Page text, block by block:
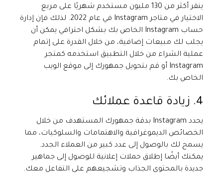
ينقر أكثر من 130 مليون مستخدم شهريًا على مربع
الاختيار في متاجر Instagram في عام 2022. لذلك فإن إدارة
حساب Instagram الخاص بك بشكل احترافي يمكن أن
يجلب لك مبيعات إضافية، من خلال القدرة على إتمام
عملية الشراء من خلال التطبيق استخدمه كمتجر
Instagram أو قم بتحويل جمهورك إلى موقع الويب
الخاص بك.
4. زيادة قاعدة عملائك
يحدد Instagram بدقة جمهورك المستهدف من خلال
الخصائص الديموغرافية والاهتمامات والسلوكيات، مما
يسمح لك بالوصول إلى عدد كبير من العملاء الجدد.
يمكنك أيضًا إطلاق حملات إعلانية للوصول إلى جماهير
جديدة بالمحتوى الجذاب وتشجيعهم على التفاعل معك.